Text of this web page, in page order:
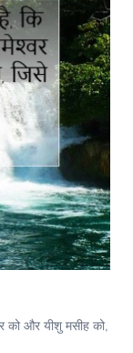
को और यीशु मसीह को,